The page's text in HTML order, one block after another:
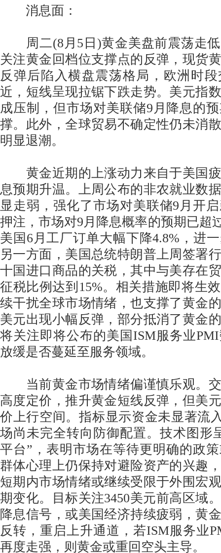
消息面：
周二(8月5日)黄金美盘前震荡走低
关注黄金回档位支撑点的反弹，现货
反弹后陷入横盘震荡格局，欧洲时段
近，短线呈现拉锯下跌走势。美元指
成压制，但市场对美联储9月降息的
撑。此外，全球贸易不确定性仍未消
明显退潮。
黄金近期的上涨动力来自于美国疲
息预期升温。上周公布的非农就业数
显走弱，强化了市场对美联储9月开
押注，市场对9月降息概率的预期已超
美国6月工厂订单大幅下降4.8%，进
另一方面，美国总统特朗普上周签署
十国进口商品的关税，其中与美存在
征税比例达到15%。相关措施即将生
续干扰全球市场情绪，也支撑了黄金
美元出现小幅反弹，部分抵消了黄金
将关注即将公布的美国ISM服务业
放缓是否蔓延至服务领域。
当前黄金市场情绪偏谨慎乐观。交
高度定价，推升黄金短线反弹，但美
价上行空间。指标显示资金未显著流
场尚未完全转向防御配置。技术图形
平台”，表明市场在等待更明确的政
群体心理上仍保持对避险资产的兴趣
短期内市场情绪或继续受限于外围宏
期变化。目标关注3450美元前高区域
降息信号，或美国经济持续疲弱，黄
反转，重启上升通道，若ISM服务业
再度走强，则黄金或重回空头主导。